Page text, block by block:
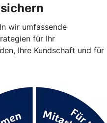
wir umfassende
für Ihr
Ihre Kundschaft und für